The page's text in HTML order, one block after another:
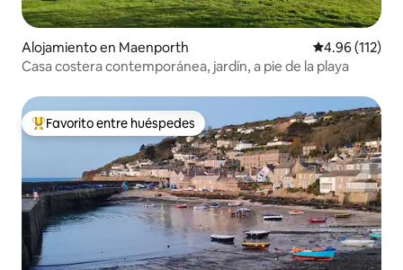
Alojamiento en Maenporth Calificación
4.96 (112)
Casa costera contemporánea, jardín, a pie de la playa
Favorito entre huéspedes preferido
Favorito entre huéspedes